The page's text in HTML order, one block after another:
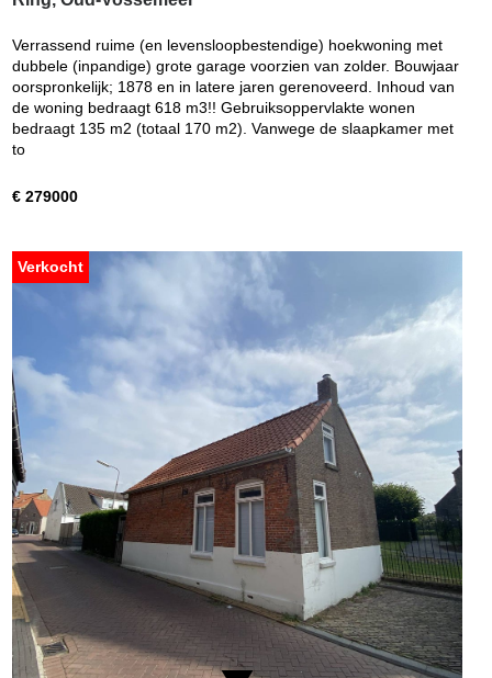
Verrassend ruime (en levensloopbestendige) hoekwoning met
dubbele (inpandige) grote garage voorzien van zolder. Bouwjaar
oorspronkelijk; 1878 en in latere jaren gerenoveerd. Inhoud van
de woning bedraagt 618 m3!! Gebruiksoppervlakte wonen
bedraagt 135 m2 (totaal 170 m2). Vanwege de slaapkamer met
to
€ 279000
Verkocht